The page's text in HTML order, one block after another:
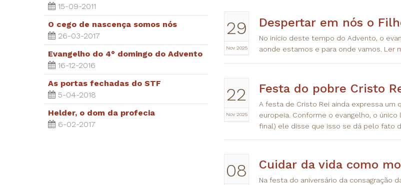
15-09-2011
O cego de nascença somos nós
26-03-2017
Evangelho do 4° domingo do Advento
16-12-2016
As portas fechadas do STF
5-04-2018
Helder, o dom da profecia
6-02-2017
29
Nov 2025
Despertar em nós o
No início deste tempo do Advento, o
aonde estamos e para onde vamos. Ler
22
Nov 2025
Festa do pobre Cristo
A festa de Cristo Rei ainda expressa
europeia. Conforme o evangelho, o
final) ele disse que isso se dá pelo fato
08 Cuidar da vida como
Na festa do aniversário da consagração